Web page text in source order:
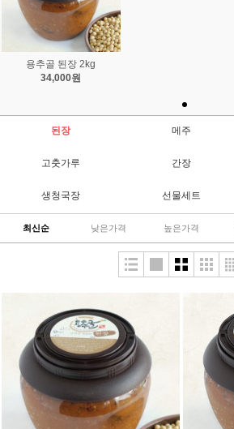
용추골 된장 2kg
34,000원
된장 메주
고춧가루 간장
생청국장 선물세트
최신순 낮은가격 높은가격